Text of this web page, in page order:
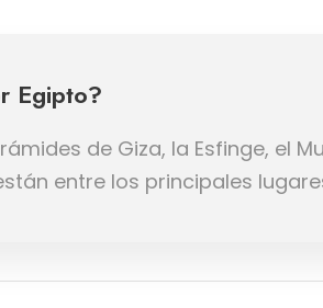
Egipto?
de Giza, la Esfinge, el
entre los principales